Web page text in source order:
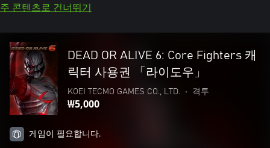
주 콘텐츠로 건너뛰기
DEAD OR ALIVE 6: Core Fighters 캐
릭터 사용권 「라이도우」
KOEI TECMO GAMES CO., LTD. • 격투
₩5,000
게임이 필요합니다.